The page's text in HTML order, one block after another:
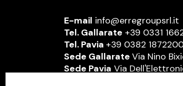
E-mail info@erregroupsrl.it
Tel. Gallarate +39 0331
Tel. Pavia +39 0382
Sede Gallarate Via Nino
Sede Pavia Via